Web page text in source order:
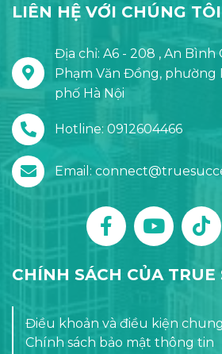
LIÊN HỆ VỚI CHÚNG TÔI
Địa chỉ: A6 - 208 , An Bình
Phạm Văn Đồng, phường
phố Hà Nội
Hotline: 0912604466
Email:
CHÍNH SÁCH CỦA TRUE
Điều khoản và điều kiện chung
Chính sách bảo mật thông tin